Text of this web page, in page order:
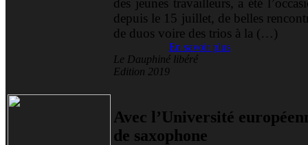
des jeunes travailleurs, a été
depuis le 15 juillet, de belles
de duos voire des trios à la (…)
En savoir plus
Le Dauphiné libéré
Edition 2019
Avec l’Université
de saxophone